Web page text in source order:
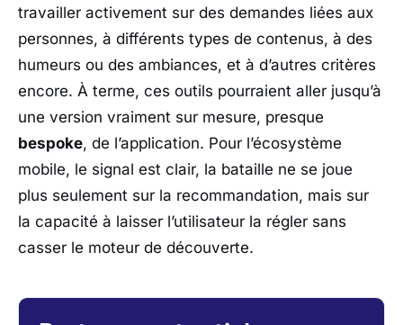
travailler activement sur des demandes liées aux
personnes, à différents types de contenus, à des
humeurs ou des ambiances, et à d’autres critères
encore. À terme, ces outils pourraient aller jusqu’à
une version vraiment sur mesure, presque
bespoke, de l’application. Pour l’écosystème
mobile, le signal est clair, la bataille ne se joue
plus seulement sur la recommandation, mais sur
la capacité à laisser l’utilisateur la régler sans
casser le moteur de découverte.